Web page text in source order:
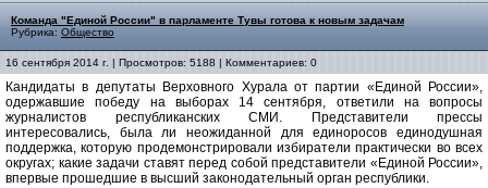
Команда "Единой России" в парламенте Тувы готова к новым задачам
Рубрика: Общество
16 сентября 2014 г. | Просмотров: 5188 | Комментариев: 0
Кандидаты в депутаты Верховного Хурала от партии «Единой России»,
одержавшие победу на выборах 14 сентября, ответили на вопросы
журналистов республиканских СМИ. Представители прессы
интересовались, была ли неожиданной для единоросов единодушная
поддержка, которую продемонстрировали избиратели практически во всех
округах; какие задачи ставят перед собой представители «Единой России»,
впервые прошедшие в высший законодательный орган республики.